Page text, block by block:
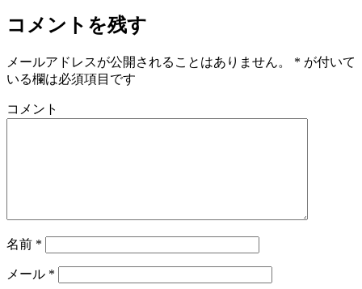
コメントを残す
メールアドレスが公開されることはありません。 * が付いて
いる欄は必須項目です
コメント
名前 *
メール *